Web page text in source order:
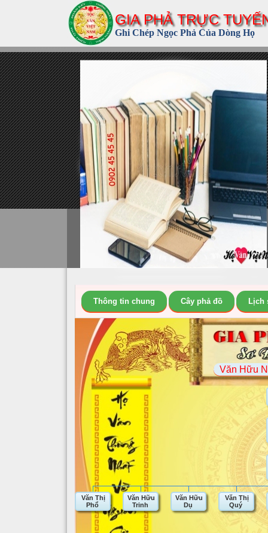
GIA PHẢ TRỰC
Ghi Chép Ngọc Phả Của Dòng Họ
Thông tin chung Cây phả đồ Lịch
Văn Hữu
Văn Thị
Phổ
Văn Hữu
Trinh
Văn Hữu
Dụ
Văn Thị
Quý